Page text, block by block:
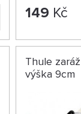
149 Kč
Thule
výška 9cm